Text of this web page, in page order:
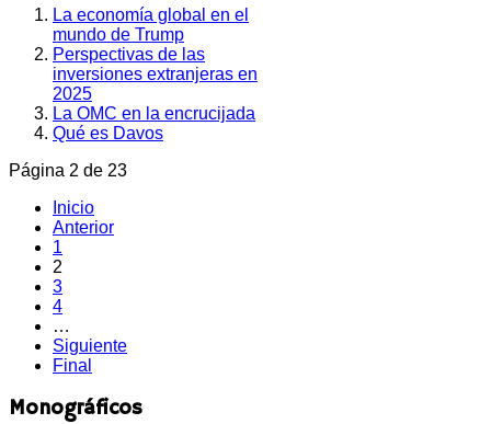
La economía global en el
mundo de Trump
Perspectivas de las
inversiones extranjeras en
2025
La OMC en la encrucijada
Qué es Davos
Página 2 de 23
Inicio
Anterior
1
2
3
4
…
Siguiente
Final
Monográficos